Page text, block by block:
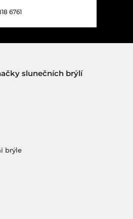
6761
slunečních brýlí
brýle